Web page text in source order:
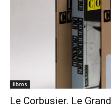
libros
Le Corbusier. Le Grand